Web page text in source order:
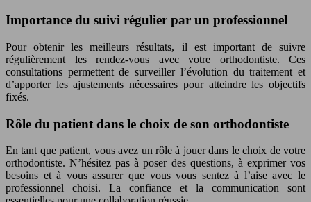
Importance du suivi régulier par un professionnel
Pour obtenir les meilleurs résultats, il est important de suivre
régulièrement les rendez-vous avec votre orthodontiste. Ces
consultations permettent de surveiller l’évolution du traitement et
d’apporter les ajustements nécessaires pour atteindre les objectifs
fixés.
Rôle du patient dans le choix de son orthodontiste
En tant que patient, vous avez un rôle à jouer dans le choix de votre
orthodontiste. N’hésitez pas à poser des questions, à exprimer vos
besoins et à vous assurer que vous vous sentez à l’aise avec le
professionnel choisi. La confiance et la communication sont